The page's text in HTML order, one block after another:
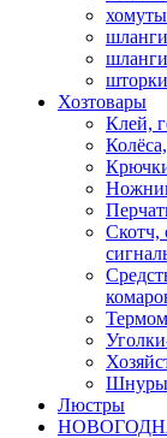
Хозтовары
Клей,
Скотч,
Люстры